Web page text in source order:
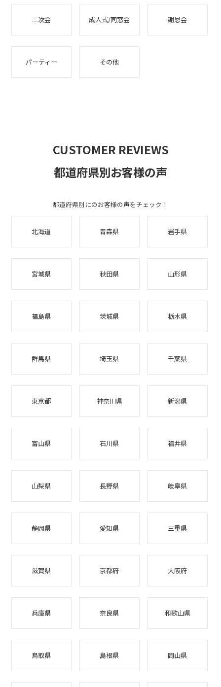
二次会 成人式/同窓会 謝恩会
パーティー その他
CUSTOMER REVIEWS
都道府県別お客様の声
都道府県別にのお客様の声をチェック！
北海道 青森県 岩手県
宮城県 秋田県 山形県
福島県 茨城県 栃木県
群馬県 埼玉県 千葉県
東京都 神奈川県 新潟県
富山県 石川県 福井県
山梨県 長野県 岐阜県
静岡県 愛知県 三重県
滋賀県 京都府 大阪府
兵庫県 奈良県 和歌山県
鳥取県 島根県 岡山県